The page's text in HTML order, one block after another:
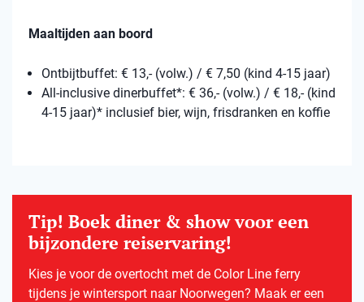
Maaltijden aan boord
Ontbijtbuffet: € 13,- (volw.) / € 7,50 (kind 4-15 jaar)
All-inclusive dinerbuffet*: € 36,- (volw.) / € 18,- (kind
4-15 jaar)* inclusief bier, wijn, frisdranken en koffie
Tip! Boek diner & show voor een
bijzondere reiservaring!
Kies je voor de overtocht met de Color Line ferry
tijdens je wintersport naar Noorwegen? Maak er een